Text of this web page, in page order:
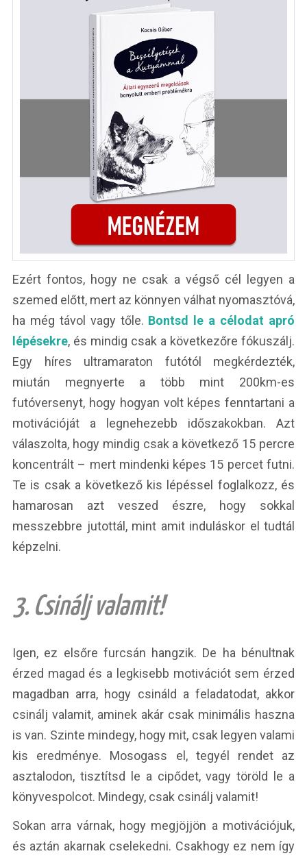
Ezért fontos, hogy ne csak a végső cél legyen a
szemed előtt, mert az könnyen válhat nyomasztóvá,
ha még távol vagy tőle. Bontsd le a célodat apró
lépésekre, és mindig csak a következőre fókuszálj.
Egy híres ultramaraton futótól megkérdezték,
miután megnyerte a több mint 200km-es
futóversenyt, hogy hogyan volt képes fenntartani a
motivációját a legnehezebb időszakokban. Azt
válaszolta, hogy mindig csak a következő 15 percre
koncentrált – mert mindenki képes 15 percet futni.
Te is csak a következő kis lépéssel foglalkozz, és
hamarosan azt veszed észre, hogy sokkal
messzebbre jutottál, mint amit induláskor el tudtál
képzelni.
3. Csinálj valamit!
Igen, ez elsőre furcsán hangzik. De ha bénultnak
érzed magad és a legkisebb motivációt sem érzed
magadban arra, hogy csináld a feladatodat, akkor
csinálj valamit, aminek akár csak minimális haszna
is van. Szinte mindegy, hogy mit, csak legyen valami
kis eredménye. Mosogass el, tegyél rendet az
asztalodon, tisztítsd le a cipődet, vagy töröld le a
könyvespolcot. Mindegy, csak csinálj valamit!
Sokan arra várnak, hogy megjöjjön a motivációjuk,
és aztán akarnak cselekedni. Csakhogy ez nem így